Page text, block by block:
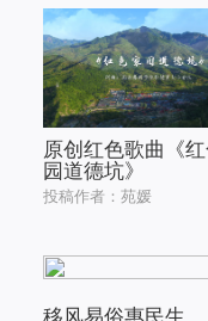
原创红色歌曲《
园道德坑》
投稿作者：苑媛